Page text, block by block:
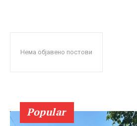
Нема објавено постови
Popular